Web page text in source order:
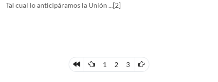
Tal cual lo anticipáramos la Unión ...[2]
1 2 3